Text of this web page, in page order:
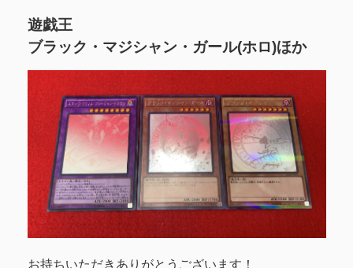
遊戯王
ブラック・マジシャン・ガール(ホロ)ほか
お持ちいただきありがとうございます！